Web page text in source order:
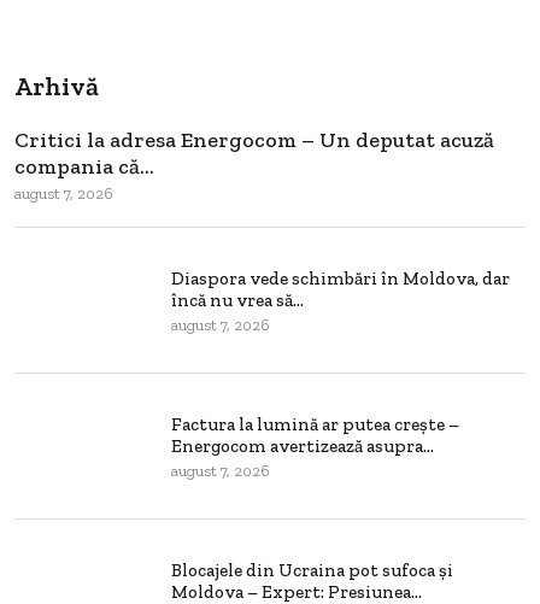
Arhivă
Critici la adresa Energocom – Un deputat acuză
compania că...
august 7, 2026
Diaspora vede schimbări în Moldova, dar
încă nu vrea să...
august 7, 2026
Factura la lumină ar putea crește –
Energocom avertizează asupra...
august 7, 2026
Blocajele din Ucraina pot sufoca și
Moldova – Expert: Presiunea...